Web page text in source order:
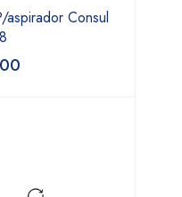
aspirador Consul